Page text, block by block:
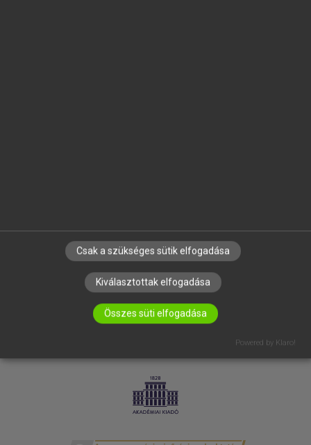
IRATKOZZ FEL HÍRLEVELÜNKRE!
Csak a szükséges sütik elfogadása
Kiválasztottak elfogadása
Összes süti elfogadása
Powered by Klaro!